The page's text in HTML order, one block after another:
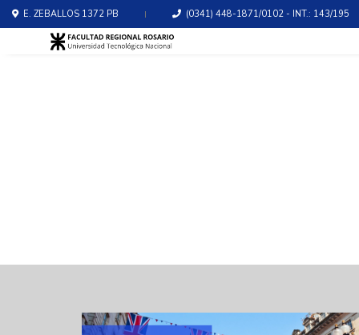
E. ZEBALLOS 1372 PB (0341) 448-1871/0102 - INT.: 143/195